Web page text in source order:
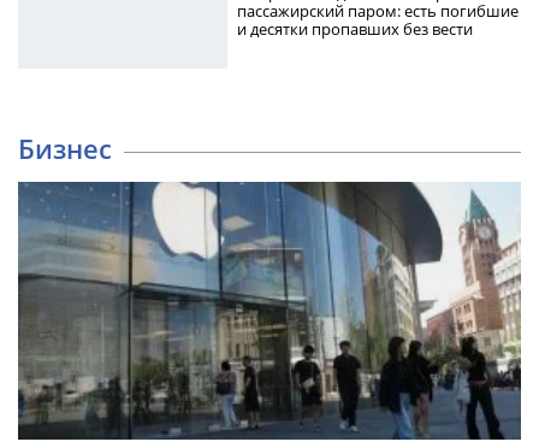
пассажирский паром: есть погибшие
и десятки пропавших без вести
Бизнес